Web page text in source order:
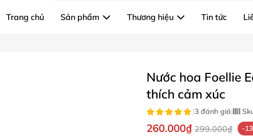
Trang chủ Sản phẩm Thương hiệu Tin tức
Nước hoa Foellie
thích cảm xúc
|3 đánh giá|
260.000₫ 299.000₫ -